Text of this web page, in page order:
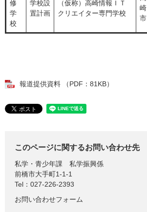
修
学
校
学校設
置計画
（仮称）高崎情報ＩＴ
クリエイター専門学校
崎
市
報道提供資料 （PDF：81KB）
このページに関するお問い合わせ先
私学・青少年課
私学振興係
前橋市大手町1-1-1
Tel：027-226-2393
お問い合わせフォーム